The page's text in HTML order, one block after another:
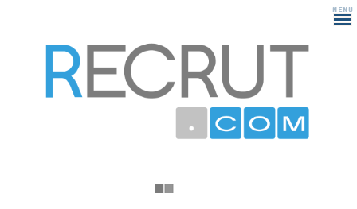
183